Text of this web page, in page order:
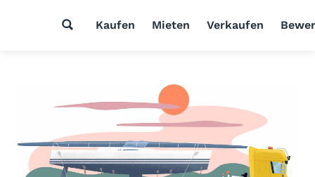
Kaufen Mieten Verkaufen